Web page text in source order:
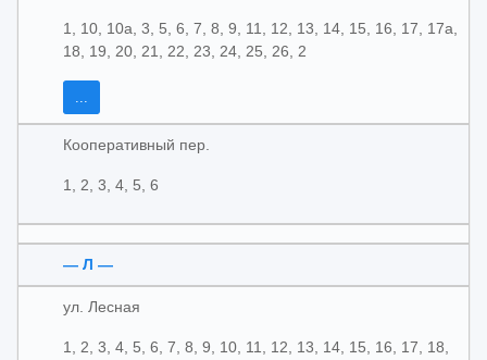
1, 10, 10а, 3, 5, 6, 7, 8, 9, 11, 12, 13, 14, 15, 16, 17, 17а,
18, 19, 20, 21, 22, 23, 24, 25, 26, 2
...
Кооперативный пер.
1, 2, 3, 4, 5, 6
— Л —
ул. Лесная
1, 2, 3, 4, 5, 6, 7, 8, 9, 10, 11, 12, 13, 14, 15, 16, 17, 18,